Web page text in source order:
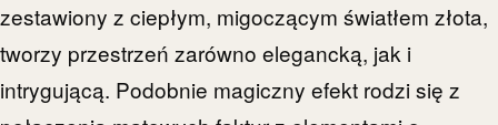
zestawiony z ciepłym, migoczącym światłem złota,
tworzy przestrzeń zarówno elegancką, jak i
intrygującą. Podobnie magiczny efekt rodzi się z